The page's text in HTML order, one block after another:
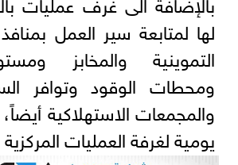
لها لمتابعة سير العمل
التموينية والمخابز
ومحطات الوقود وتوافر
والمجمعات الاستهلاكية
يومية لغرفة العمليات المركزية